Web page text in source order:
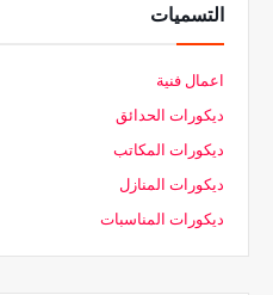
التسميات
اعمال فنية
ديكورات الحدائق
ديكورات المكاتب
ديكورات المنازل
ديكورات المناسبات